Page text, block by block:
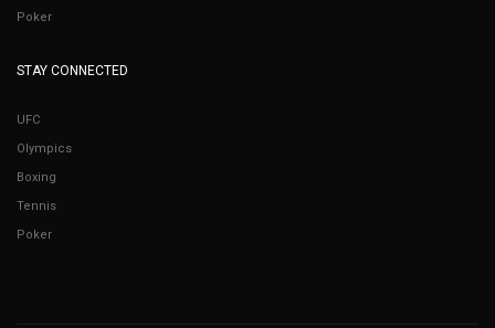
Poker
STAY CONNECTED
UFC
Olympics
Boxing
Tennis
Poker